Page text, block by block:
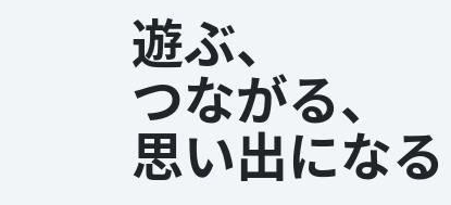
遊ぶ、
つながる、
思い出になる